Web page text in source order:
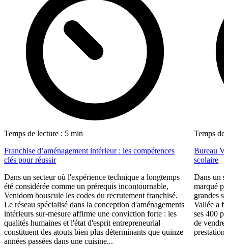
Temps de lecture : 5 min
Franchise d’aménagement intérieur : les compétences
clés pour réussir
Dans un secteur où l'expérience technique a longtemps
été considérée comme un prérequis incontournable,
Venidom bouscule les codes du recrutement franchisé.
Le réseau spécialisé dans la conception d'aménagements
intérieurs sur-mesure affirme une conviction forte : les
qualités humaines et l'état d'esprit entrepreneurial
constituent des atouts bien plus déterminants que quinze
années passées dans une cuisine...
Temps de
Bureau
scolaire
Dans un
marqué
grandes
Vallée a
ses 400
de vendre